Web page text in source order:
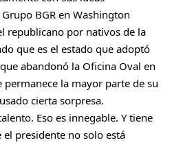
BGR en Washington
republicano por nativos de la
que es el estado que adoptó
abandonó la Oficina Oval en
la mayor parte de su
cierta sorpresa.
Eso es innegable. Y tiene
presidente no solo está